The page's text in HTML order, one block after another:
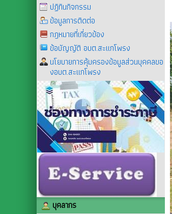
ปฏิทินกิจกรรม
ข้อมูลการติดต่อ
กฎหมายที่เกี่ยวข้อง
ข้อบัญญัติ อบต.สะแกโพรง
นโยบายการคุ้มครองข้อมูลส่วนบุคคลขอ
งอบต.สะแกโพรง
บุคลากร